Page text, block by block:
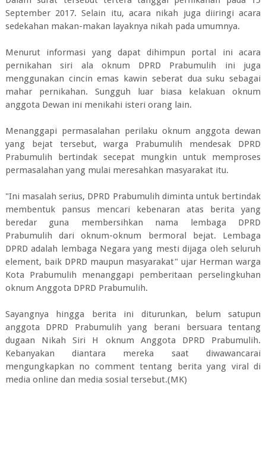
September 2017. Selain itu, acara nikah juga diiringi acara
sedekahan makan-makan layaknya nikah pada umumnya.
Menurut informasi yang dapat dihimpun portal ini acara
pernikahan siri ala oknum DPRD Prabumulih ini juga
menggunakan cincin emas kawin seberat dua suku sebagai
mahar pernikahan. Sungguh luar biasa kelakuan oknum
anggota Dewan ini menikahi isteri orang lain.
Menanggapi permasalahan perilaku oknum anggota dewan
yang bejat tersebut, warga Prabumulih mendesak DPRD
Prabumulih bertindak secepat mungkin untuk memproses
permasalahan yang mulai meresahkan masyarakat itu.
"Ini masalah serius, DPRD Prabumulih diminta untuk bertindak
membentuk pansus mencari kebenaran atas berita yang
beredar guna membersihkan nama lembaga DPRD
Prabumulih dari oknum-oknum bermoral bejat. Lembaga
DPRD adalah lembaga Negara yang mesti dijaga oleh seluruh
element, baik DPRD maupun masyarakat" ujar Herman warga
Kota Prabumulih menanggapi pemberitaan perselingkuhan
oknum Anggota DPRD Prabumulih.
Sayangnya hingga berita ini diturunkan, belum satupun
anggota DPRD Prabumulih yang berani bersuara tentang
dugaan Nikah Siri H oknum Anggota DPRD Prabumulih.
Kebanyakan diantara mereka saat diwawancarai
mengungkapkan no comment tentang berita yang viral di
media online dan media sosial tersebut.(MK)